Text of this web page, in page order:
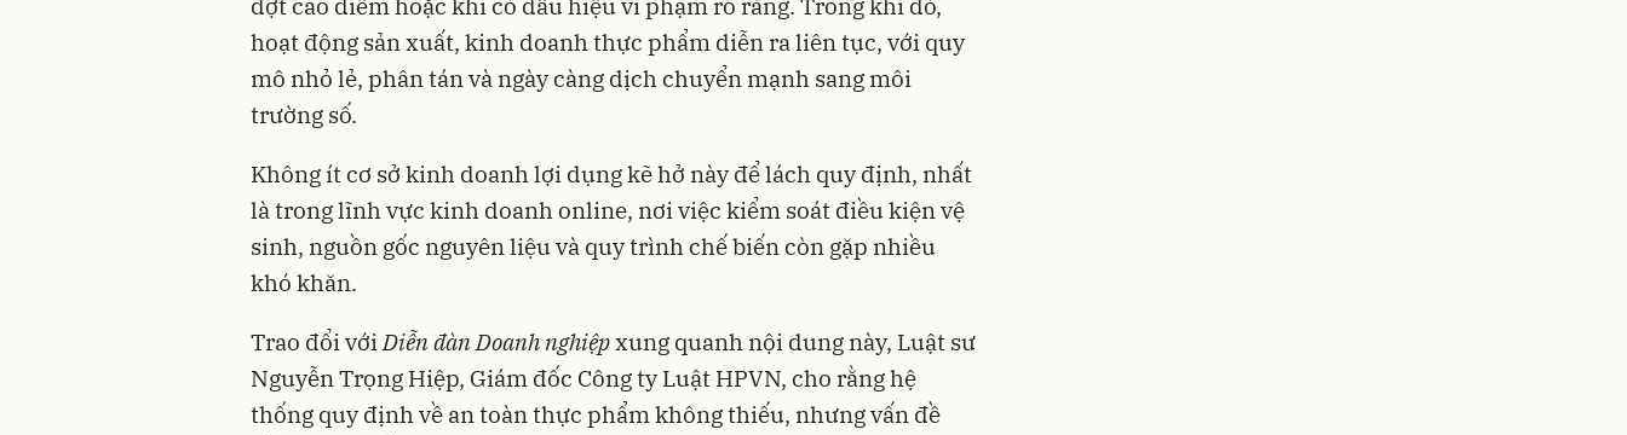
đợt cao điểm hoặc khi có dấu hiệu vi phạm rõ ràng. Trong khi đó,
hoạt động sản xuất, kinh doanh thực phẩm diễn ra liên tục, với quy
mô nhỏ lẻ, phân tán và ngày càng dịch chuyển mạnh sang môi
trường số.
Không ít cơ sở kinh doanh lợi dụng kẽ hở này để lách quy định, nhất
là trong lĩnh vực kinh doanh online, nơi việc kiểm soát điều kiện vệ
sinh, nguồn gốc nguyên liệu và quy trình chế biến còn gặp nhiều
khó khăn.
Trao đổi vớiDiễn đàn Doanh nghiệpxung quanh nội dung này, Luật sư
Nguyễn Trọng Hiệp, Giám đốc Công ty Luật HPVN, cho rằng hệ
thống quy định về an toàn thực phẩm không thiếu, nhưng vấn đề